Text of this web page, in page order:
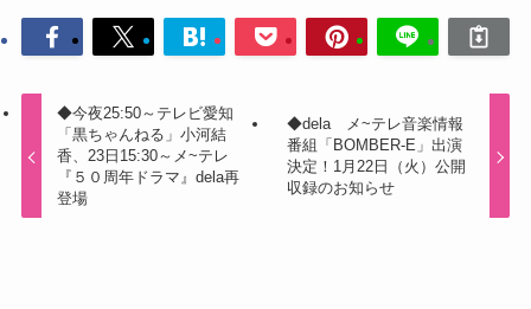
◆今夜25:50～テレビ愛知
「黒ちゃんねる」小河結
香、23日15:30～メ~テレ
『５０周年ドラマ』dela再
登場
◆dela メ~テレ音楽情報
番組「BOMBER‐E」出演
決定！1月22日（火）公開
収録のお知らせ